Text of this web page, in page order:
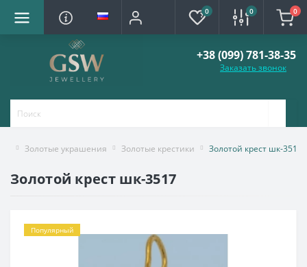
0 0 0
+38 (099) 781-38-35
Заказать звонок
Золотые украшения Золотые крестики Золотой крест шк-3517
Золотой крест шк-3517
Популярный